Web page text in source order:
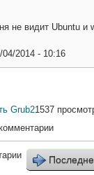
не видит Ubuntu и
04/2014 - 10:16
Grub21537